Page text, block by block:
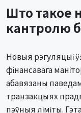
Што такое
кантролю
Новыя рэгуляцыі
фінансавага
абавязаны
транзакцыях
пэўныя ліміты.